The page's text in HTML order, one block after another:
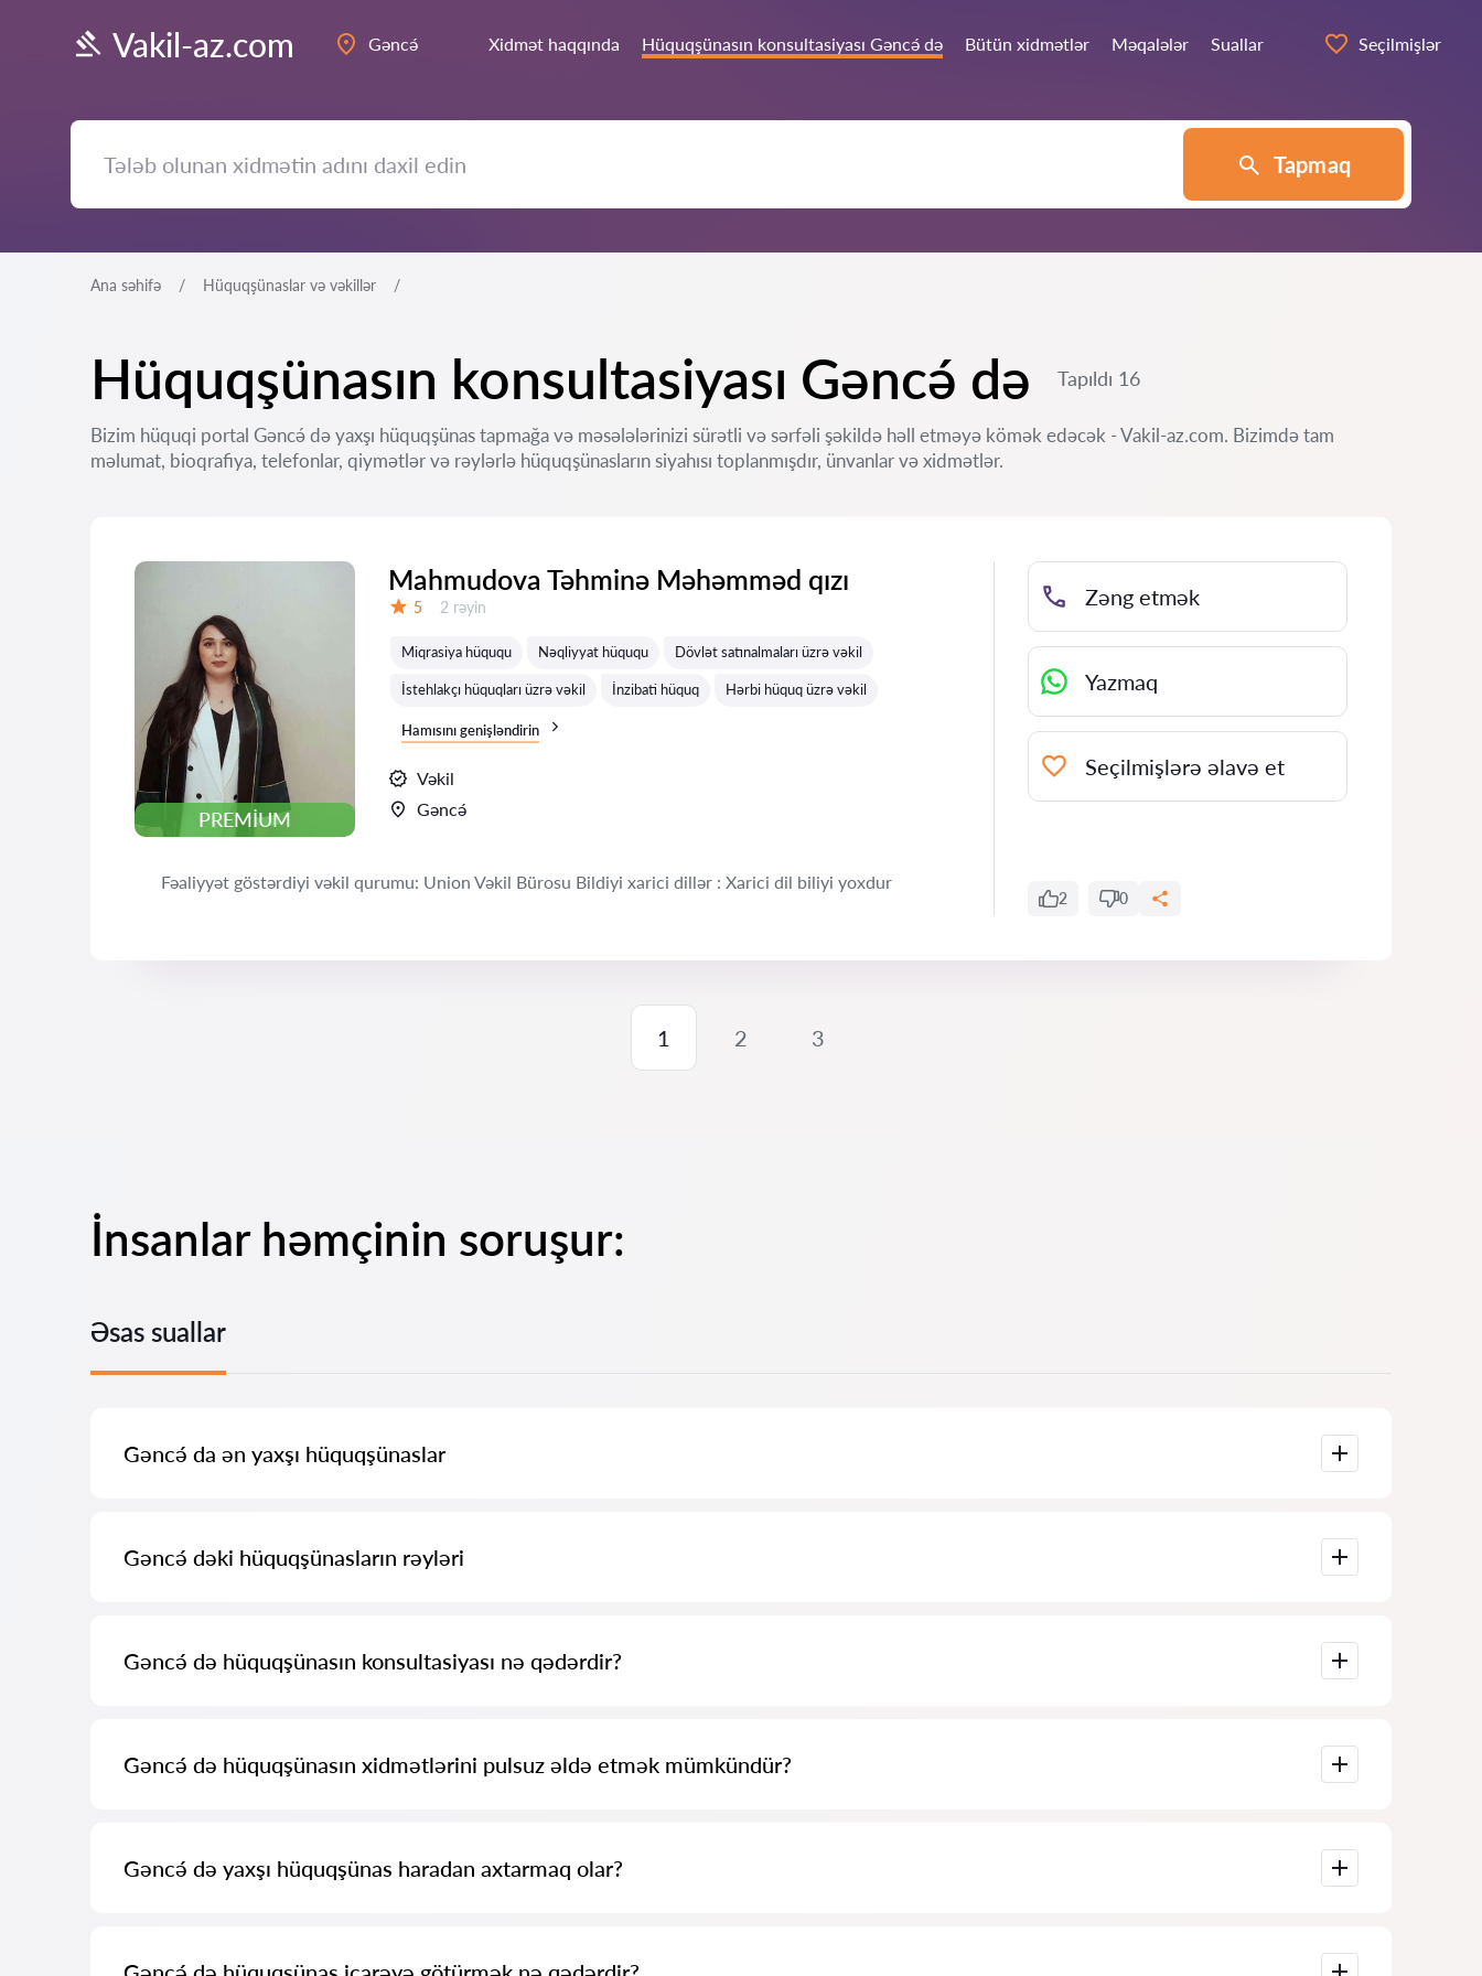
Vakil-az.com Gəncə́ Xidmət haqqında Hüquqşünasın konsultasiyası Gəncə́ də Bütün xidmətlər Məqalələr Suallar Seçilmişlər
Tapmaq
Ana səhifə Hüquqşünaslar və vəkillər
Hüquqşünasın konsultasiyası Gəncə́ də Tapıldı 16
Bizim hüquqi portal Gəncə́ də yaxşı hüquqşünas tapmağa və məsələlərinizi sürətli və sərfəli şəkildə həll etməyə kömək edəcək - Vakil-az.com. Bizimdə tam
məlumat, bioqrafiya, telefonlar, qiymətlər və rəylərlə hüquqşünasların siyahısı toplanmışdır, ünvanlar və xidmətlər.
PREMIUM
Mahmudova Təhminə Məhəmməd qızı
5 Rəylər:
2 rəyin
Miqrasiya hüququ Nəqliyyat hüququ Dövlət satınalmaları üzrə vəkil
İstehlakçı hüquqları üzrə vəkil İnzibati hüquq Hərbi hüquq üzrə vəkil
Hamısını genişləndirin
Vəkil
Gəncə́
Fəaliyyət göstərdiyi vəkil qurumu: Union Vəkil Bürosu Bildiyi xarici dillər : Xarici dil biliyi yoxdur
Zəng etmək
Yazmaq
Seçilmişlərə əlavə et
2 0
1 2 3
İnsanlar həmçinin soruşur:
Əsas suallar
Gəncə́ da ən yaxşı hüquqşünaslar
Gəncə́ dəki hüquqşünasların rəyləri
Gəncə́ də hüquqşünasın konsultasiyası nə qədərdir?
Gəncə́ də hüquqşünasın xidmətlərini pulsuz əldə etmək mümkündür?
Gəncə́ də yaxşı hüquqşünas haradan axtarmaq olar?